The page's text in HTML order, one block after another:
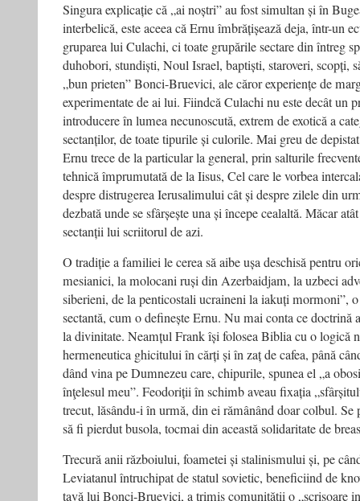
Singura explicație că „ai noștri” au fost simultan și în
interbelică, este aceea că Ernu îmbrățișează deja, într-un
gruparea lui Culachi, ci toate grupările sectare din întreg
duhobori, stundiști, Noul Israel, baptiști, staroveri, scopți,
„bun prieten” Bonci-Bruevici, ale căror experiențe de
experimentate de ai lui. Fiindcă Culachi nu este decât un
introducere în lumea necunoscută, extrem de exotică a
sectanților, de toate tipurile și culorile. Mai greu de
Ernu trece de la particular la general, prin salturile
tehnică împrumutată de la Iisus, Cel care le vorbea
despre distrugerea Ierusalimului cât și despre zilele din
dezbată unde se sfârșește una și începe cealaltă. Măcar
sectanții lui scriitorul de azi.
O tradiție a familiei le cerea să aibe ușa deschisă pentru
mesianici, la molocani ruși din Azerbaidjam, la uzbeci
siberieni, de la penticostali ucraineni la iakuți mormoni”, o
sectantă, cum o definește Ernu. Nu mai conta ce doctrină
la divinitate. Neamțul Frank își folosea Biblia cu o logică
hermeneutica ghicitului în cărți și în zaț de cafea, până
dând vina pe Dumnezeu care, chipurile, spunea el „a
înţelesul meu”. Feodoriții în schimb aveau fixația
trecut, lăsându-i în urmă, din ei rămânând doar colbul. Se
să fi pierdut busola, tocmai din această solidaritate de
Trecură anii războiului, foametei și stalinismului și, pe
Leviatanul întruchipat de statul sovietic, beneficiind de
tavă lui Bonci-Bruevici, a trimis comunității o „scrisoare